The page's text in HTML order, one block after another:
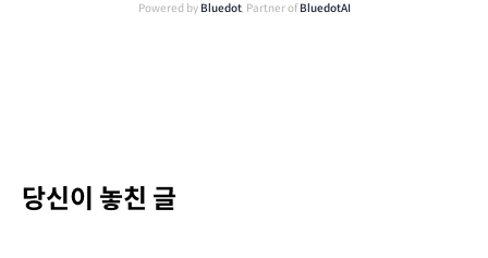
Powered by Bluedot, Partner of BluedotAI
당신이 놓친 글